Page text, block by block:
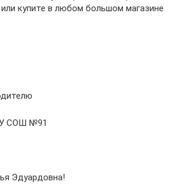
купите в любом большом магазине
СОШ №91
Эдуардовна!